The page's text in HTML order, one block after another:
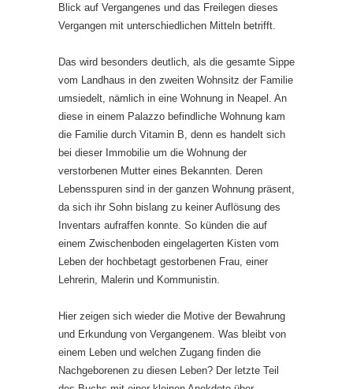
Blick auf Vergangenes und das Freilegen dieses
Vergangen mit unterschiedlichen Mitteln betrifft.
Das wird besonders deutlich, als die gesamte Sippe
vom Landhaus in den zweiten Wohnsitz der Familie
umsiedelt, nämlich in eine Wohnung in Neapel. An
diese in einem Palazzo befindliche Wohnung kam
die Familie durch Vitamin B, denn es handelt sich
bei dieser Immobilie um die Wohnung der
verstorbenen Mutter eines Bekannten. Deren
Lebensspuren sind in der ganzen Wohnung präsent,
da sich ihr Sohn bislang zu keiner Auflösung des
Inventars aufraffen konnte. So künden die auf
einem Zwischenboden eingelagerten Kisten vom
Leben der hochbetagt gestorbenen Frau, einer
Lehrerin, Malerin und Kommunistin.
Hier zeigen sich wieder die Motive der Bewahrung
und Erkundung von Vergangenem. Was bleibt von
einem Leben und welchen Zugang finden die
Nachgeborenen zu diesen Leben? Der letzte Teil